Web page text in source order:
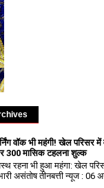
वॉक भी महंगी! खेल परिसर
₹300 मासिक टहलना शुल्क
रहना भी हुआ महंगा: खेल
असंतोष तीनबत्ती न्यूज : 06